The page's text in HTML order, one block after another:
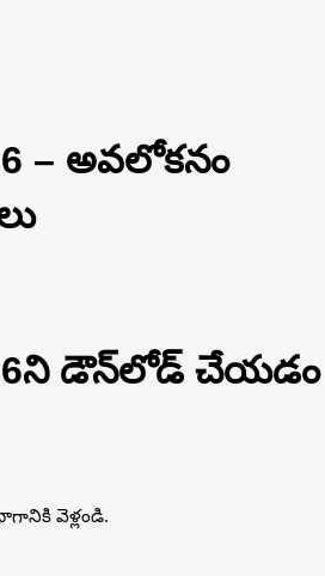
– అవలోకనం
డౌన్‌లోడ్ చేయడం
వెళ్లండి.